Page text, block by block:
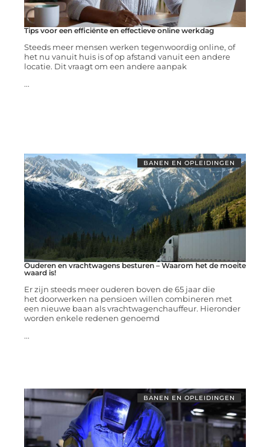
Tips voor een efficiënte en effectieve online werkdag
Steeds meer mensen werken tegenwoordig online, of
het nu vanuit huis is of op afstand vanuit een andere
locatie. Dit vraagt om een andere aanpak
...
BANEN EN OPLEIDINGEN
Ouderen en vrachtwagens besturen – Waarom het de moeite
waard is!
Er zijn steeds meer ouderen boven de 65 jaar die
het doorwerken na pensioen willen combineren met
een nieuwe baan als vrachtwagenchauffeur. Hieronder
worden enkele redenen genoemd
...
BANEN EN OPLEIDINGEN